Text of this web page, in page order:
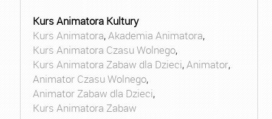
Kurs Animatora Kultury
Kurs Animatora,Akademia Animatora,
Kurs Animatora Czasu Wolnego,
Kurs Animatora Zabaw dla Dzieci,Animator,
Animator Czasu Wolnego,
Animator Zabaw dla Dzieci,
Kurs Animatora Zabaw